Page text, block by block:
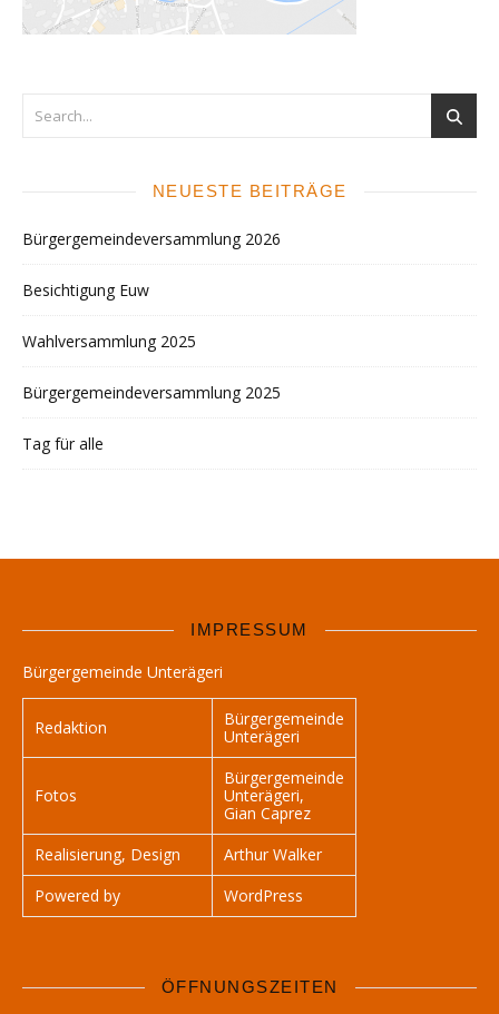
NEUESTE BEITRÄGE
Bürgergemeindeversammlung 2026
Besichtigung Euw
Wahlversammlung 2025
Bürgergemeindeversammlung 2025
Tag für alle
IMPRESSUM
Bürgergemeinde Unterägeri
Redaktion
Bürgergemeinde
Unterägeri
Fotos
Bürgergemeinde
Unterägeri,
Gian Caprez
Realisierung, Design
Arthur Walker
Powered by
WordPress
ÖFFNUNGSZEITEN